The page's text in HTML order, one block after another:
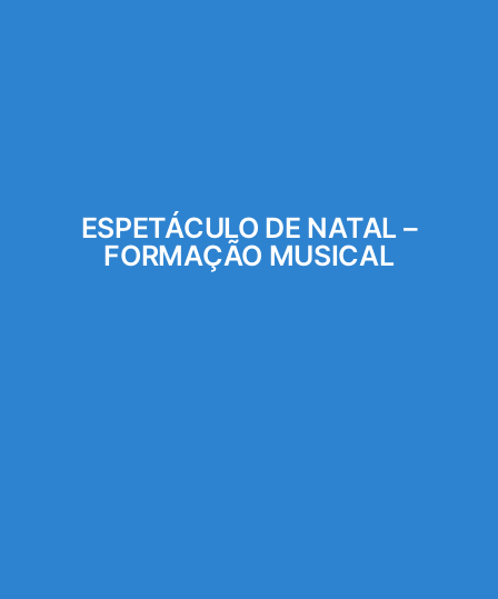
ESPETÁCULO DE NATAL –
FORMAÇÃO MUSICAL